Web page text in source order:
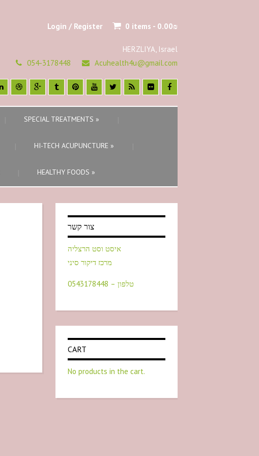
0 items - 0.00₪
Login / Register
HERZLIYA, Israel
054-3178448
Acuhealth4u@gmail.com
SPECIAL TREATMENTS »
HI-TECH ACUPUNCTURE »
HEALTHY FOODS »
צור קשר
איסט וסט הרצליה
מרכז דיקור סיני
טלפון – 0543178448
CART
No products in the cart.